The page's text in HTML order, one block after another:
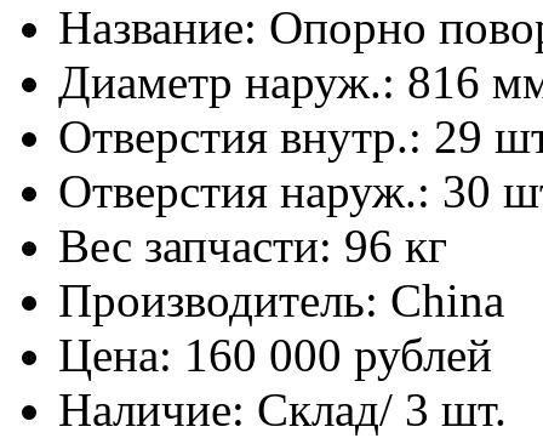
Название: Опорно
Диаметр наруж.: 816
Отверстия внутр.: 29
Отверстия наруж.: 30
Вес запчасти: 96 кг
Производитель: China
Цена: 160 000 рублей
Наличие: Склад/ 3 шт.